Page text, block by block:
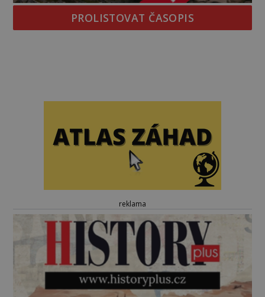
PROLISTOVAT ČASOPIS
reklama